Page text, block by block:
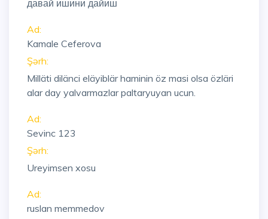
давай ишини дайиш
Ad:
Kamale Ceferova
Şərh:
Milläti dilänci eläyiblär haminin öz masi olsa özläri
alar day yalvarmazlar paltaryuyan ucun.
Ad:
Sevinc 123
Şərh:
Ureyimsen xosu
Ad:
ruslan memmedov